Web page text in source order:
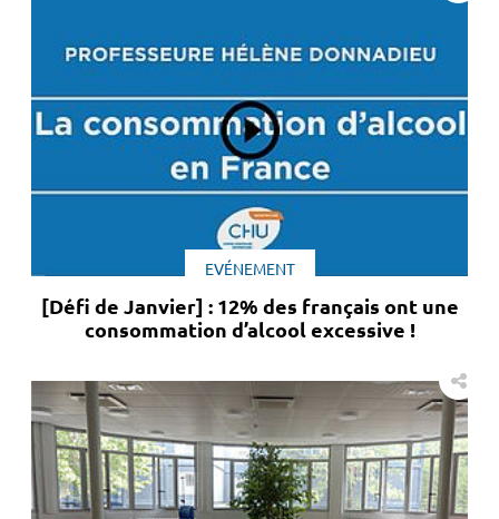
EVÉNEMENT
[Défi de Janvier] : 12% des français ont une
consommation d’alcool excessive !